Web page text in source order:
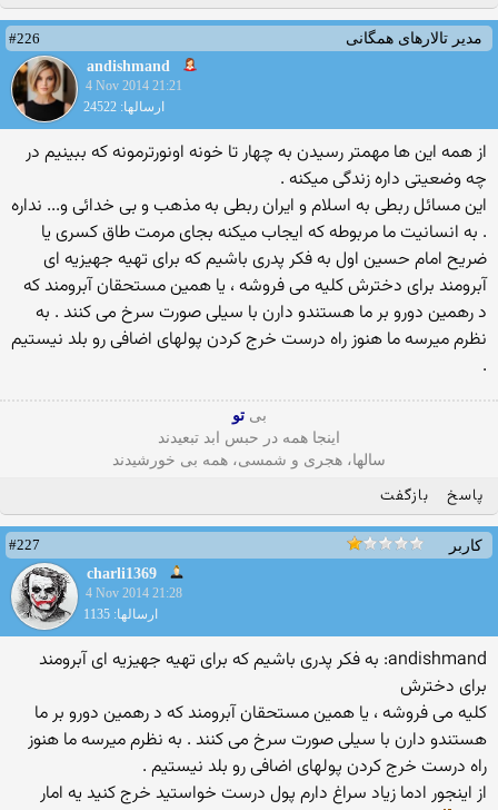
مدیر تالارهای همگانی
#226
andishmand
4 Nov 2014 21:21
ارسالها: 24522
از همه این ها مهمتر رسیدن به چهار تا خونه اونورترمونه که ببینیم در
چه وضعیتی داره زندگی میکنه .
این مسائل ربطی به اسلام و ایران ربطی به مذهب و بی خدائی و... نداره
. به انسانیت ما مربوطه که ایجاب میکنه بجای مرمت طاق کسری یا
ضریح امام حسین اول به فکر پدری باشیم که برای تهیه جهیزیه ای
آبرومند برای دخترش کلیه می فروشه ، یا همین مستحقان آبرومند که
د رهمین دورو بر ما هستندو دارن با سیلی صورت سرخ می کنند . به
نظرم میرسه ما هنوز راه درست خرج کردن پولهای اضافی رو بلد نیستیم
.
بی تو
اینجا همه در حبس ابد تبعیدند
سالها، هجری و شمسی، همه بی خورشیدند
پاسخ بازگفت
کاربر
#227
charli1369
4 Nov 2014 21:28
ارسالها: 1135
andishmand: به فکر پدری باشیم که برای تهیه جهیزیه ای آبرومند
برای دخترش
کلیه می فروشه ، یا همین مستحقان آبرومند که د رهمین دورو بر ما
هستندو دارن با سیلی صورت سرخ می کنند . به نظرم میرسه ما هنوز
راه درست خرج کردن پولهای اضافی رو بلد نیستیم .
از اینجور ادما زیاد سراغ دارم پول درست خواستید خرج کنید یه امار